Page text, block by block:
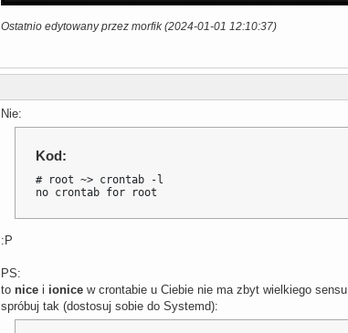
Ostatnio edytowany przez morfik (2024-01-01 12:10:37)
Nie:
Kod:
# root ~> crontab -l
no crontab for root
:P
PS:
to nice i ionice w crontabie u Ciebie nie ma zbyt wielkiego sensu.
spróbuj tak (dostosuj sobie do Systemd):